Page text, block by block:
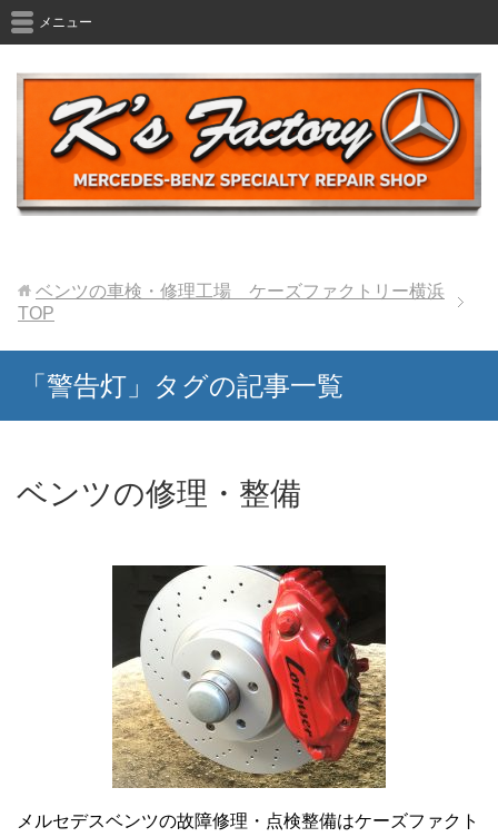
メニュー
ベンツの車検・修理工場 ケーズファクトリー横浜
TOP
「警告灯」タグの記事一覧
ベンツの修理・整備
メルセデスベンツの故障修理・点検整備はケーズファクト